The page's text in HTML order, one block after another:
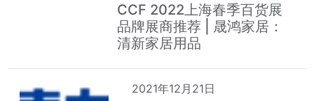
CCF 2022上海春季百货展
品牌展商推荐 | 晟鸿家居：
清新家居用品
2021年12月21日